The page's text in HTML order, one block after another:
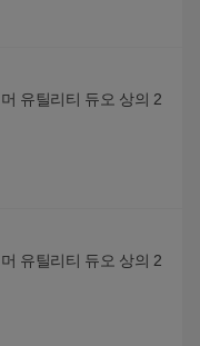
유틸리티 듀오 상의 2
유틸리티 듀오 상의 2